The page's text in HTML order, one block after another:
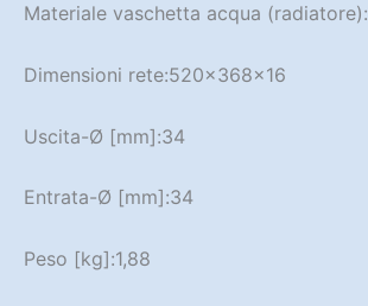
Materiale vaschetta acqua (radiatore):
Dimensioni rete:520x368x16
Uscita-Ø [mm]:34
Entrata-Ø [mm]:34
Peso [kg]:1,88